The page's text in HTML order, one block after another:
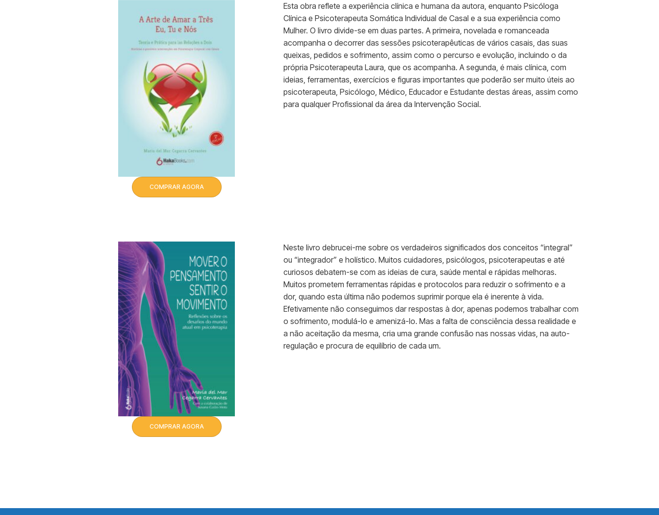
COMPRAR AGORA
Esta obra reflete a experiência clínica e humana da autora, enquanto Psicóloga
Clínica e Psicoterapeuta Somática Individual de Casal e a sua experiência como
Mulher. O livro divide-se em duas partes. A primeira, novelada e romanceada
acompanha o decorrer das sessões psicoterapêuticas de vários casais, das suas
queixas, pedidos e sofrimento, assim como o percurso e evolução, incluindo o da
própria Psicoterapeuta Laura, que os acompanha. A segunda, é mais clínica, com
ideias, ferramentas, exercícios e figuras importantes que poderão ser muito úteis ao
psicoterapeuta, Psicólogo, Médico, Educador e Estudante destas áreas, assim como
para qualquer Profissional da área da Intervenção Social.
COMPRAR AGORA
Neste livro debrucei-me sobre os verdadeiros significados dos conceitos “integral”
ou “integrador” e holístico. Muitos cuidadores, psicólogos, psicoterapeutas e até
curiosos debatem-se com as ideias de cura, saúde mental e rápidas melhoras.
Muitos prometem ferramentas rápidas e protocolos para reduzir o sofrimento e a
dor, quando esta última não podemos suprimir porque ela é inerente à vida.
Efetivamente não conseguimos dar respostas à dor, apenas podemos trabalhar com
o sofrimento, modulá-lo e amenizá-lo. Mas a falta de consciência dessa realidade e
a não aceitação da mesma, cria uma grande confusão nas nossas vidas, na auto-
regulação e procura de equilíbrio de cada um.